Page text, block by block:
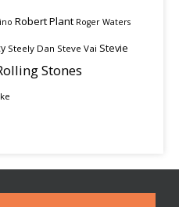
Robert Plant Roger Waters
Steely Dan Steve Vai Stevie
Stones